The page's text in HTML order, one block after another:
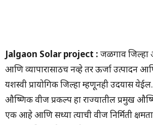
Jalgaon Solar project : जळगाव
आणि व्यापारासाठीच नव्हे तर ऊर्जा उत्पादन
यशस्वी प्रायोगिक जिल्हा म्हणूनही उदयास
औष्णिक वीज प्रकल्प हा राज्यातील प्रमुख
एक आहे आणि सध्या त्याची वीज निर्मिती